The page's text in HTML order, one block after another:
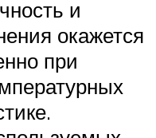
и
окажется
при